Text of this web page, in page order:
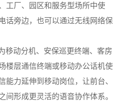
工厂、园区和服务型场所中使
话旁边，也可以通过无线网络保
移动分机、安保巡更终端、客房
楼层通信终端或移动办公话机使
力延伸到移动岗位，让前台、
形成更灵活的语音协作体系。